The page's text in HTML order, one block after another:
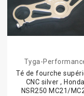
Tyga-
Té de fourche
CNC silver , Honda
NSR250 MC21/